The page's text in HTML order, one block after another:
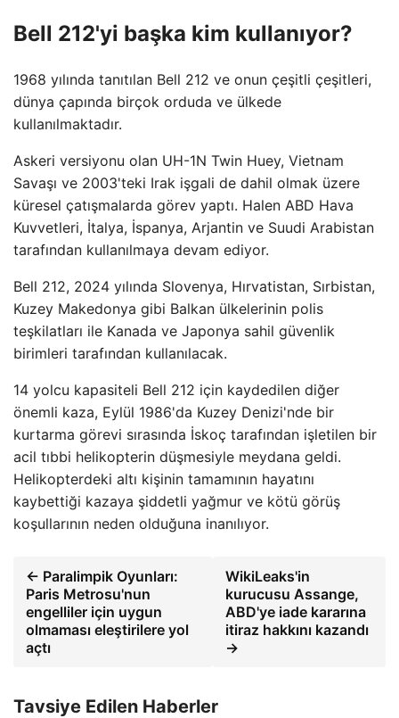
Bell 212'yi başka kim kullanıyor?
1968 yılında tanıtılan Bell 212 ve onun çeşitli çeşitleri,
dünya çapında birçok orduda ve ülkede
kullanılmaktadır.
Askeri versiyonu olan UH-1N Twin Huey, Vietnam
Savaşı ve 2003'teki Irak işgali de dahil olmak üzere
küresel çatışmalarda görev yaptı. Halen ABD Hava
Kuvvetleri, İtalya, İspanya, Arjantin ve Suudi Arabistan
tarafından kullanılmaya devam ediyor.
Bell 212, 2024 yılında Slovenya, Hırvatistan, Sırbistan,
Kuzey Makedonya gibi Balkan ülkelerinin polis
teşkilatları ile Kanada ve Japonya sahil güvenlik
birimleri tarafından kullanılacak.
14 yolcu kapasiteli Bell 212 için kaydedilen diğer
önemli kaza, Eylül 1986'da Kuzey Denizi'nde bir
kurtarma görevi sırasında İskoç tarafından işletilen bir
acil tıbbi helikopterin düşmesiyle meydana geldi.
Helikopterdeki altı kişinin tamamının hayatını
kaybettiği kazaya şiddetli yağmur ve kötü görüş
koşullarının neden olduğuna inanılıyor.
← Paralimpik Oyunları:
Paris Metrosu'nun
engelliler için uygun
olmaması eleştirilere yol
açtı
WikiLeaks'in
kurucusu Assange,
ABD'ye iade kararına
itiraz hakkını kazandı
→
Tavsiye Edilen Haberler